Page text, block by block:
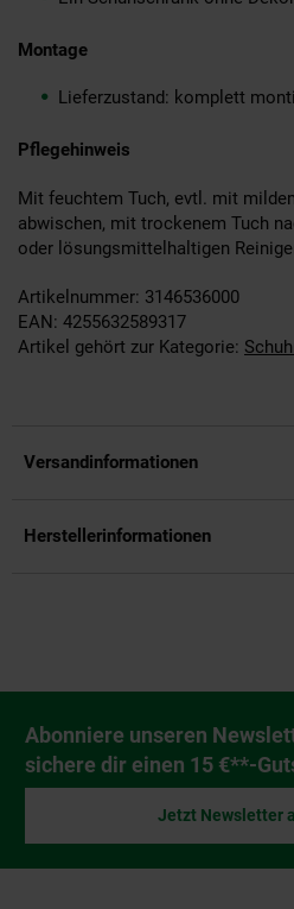
Montage
Lieferzustand: komplett
Pflegehinweis
Mit feuchtem Tuch, evtl. mit
abwischen, mit trockenem Tuch
oder lösungsmittelhaltigen
Artikelnummer: 3146536000
EAN: 4255632589317
Artikel gehört zur Kategorie:
Versandinformationen
Herstellerinformationen
Newsletter Anmeldung
Abonniere unseren
sichere dir einen 15 €**-
Jetzt Newsletter